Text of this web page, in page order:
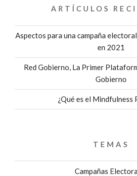
ARTÍCULOS
Aspectos para una campaña
en 2021
Red Gobierno, La Primer
Gobierno
¿Qué es el Mindfulness
TEMAS
Campañas